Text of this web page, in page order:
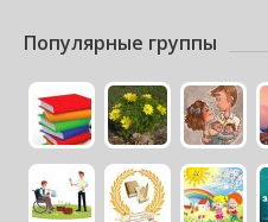
Популярные группы